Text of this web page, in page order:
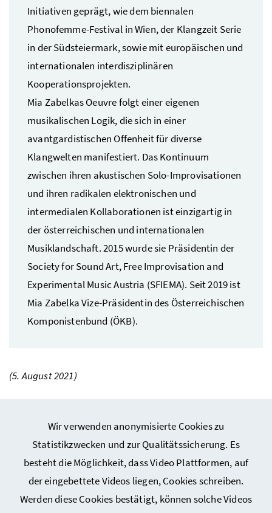
Wir verwenden anonymisierte Cookies zu
Statistikzwecken und zur Qualitätssicherung. Es
besteht die Möglichkeit, dass Video Plattformen, auf
der eingebettete Videos liegen, Cookies schreiben.
Werden diese Cookies bestätigt, können solche Videos
Initiativen geprägt, wie dem biennalen
Phonofemme-Festival in Wien, der Klangzeit Serie
in der Südsteiermark, sowie mit europäischen und
internationalen interdisziplinären
Kooperationsprojekten.
Mia Zabelkas Oeuvre folgt einer eigenen
musikalischen Logik, die sich in einer
avantgardistischen Offenheit für diverse
Klangwelten manifestiert. Das Kontinuum
zwischen ihren akustischen Solo-Improvisationen
und ihren radikalen elektronischen und
intermedialen Kollaborationen ist einzigartig in
der österreichischen und internationalen
Musiklandschaft. 2015 wurde sie Präsidentin der
Society for Sound Art, Free Improvisation and
Experimental Music Austria (SFIEMA). Seit 2019 ist
Mia Zabelka Vize-Präsidentin des Österreichischen
Komponistenbund (ÖKB).
(5. August 2021)
Webseiten Kunst und Kultur
Service